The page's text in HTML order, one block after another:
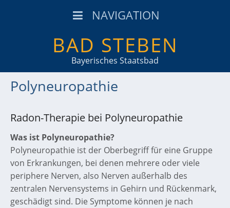
NAVIGATION
BAD STEBEN
Bayerisches Staatsbad
Polyneuropathie
Radon-Therapie bei Polyneuropathie
Was ist Polyneuropathie?
Polyneuropathie ist der Oberbegriff für eine Gruppe
von Erkrankungen, bei denen mehrere oder viele
periphere Nerven, also Nerven außerhalb des
zentralen Nervensystems in Gehirn und Rückenmark,
geschädigt sind. Die Symptome können je nach